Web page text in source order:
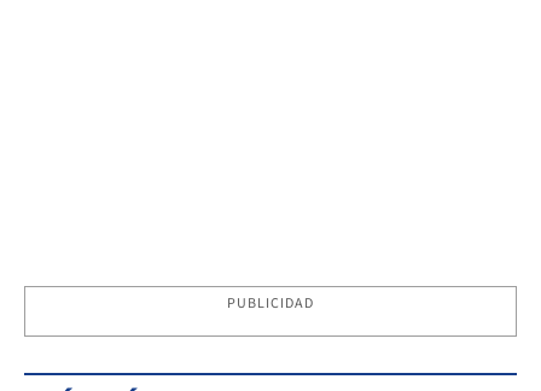
PUBLICIDAD